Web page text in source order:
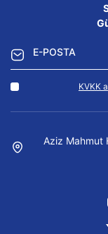
KVKK
Aziz Mahmut